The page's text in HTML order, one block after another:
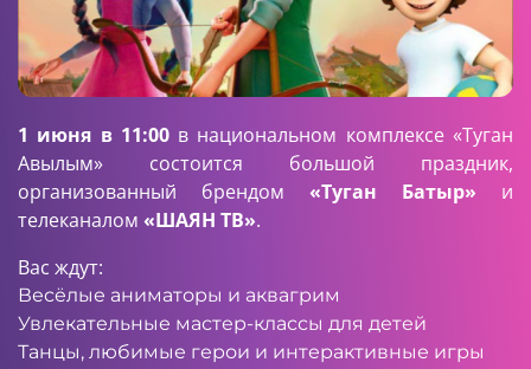
1 июня в 11:00в национальном комплексе «Туган
Авылым» состоится большой праздник,
организованный брендом «Туган Батыр» и
телеканалом «ШАЯН ТВ».
Вас ждут:
Весёлые аниматоры и аквагрим
Увлекательные мастер-классы для детей
Танцы, любимые герои и интерактивные игры